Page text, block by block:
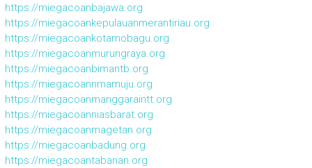
https://miegacoanbajawa.org
https://miegacoankepulauanmerantiriau.org
https://miegacoankotamobagu.org
https://miegacoanmurungraya.org
https://miegacoanbimantb.org
https://miegacoannmamuju.org
https://miegacoanmanggaraintt.org
https://miegacoanniasbarat.org
https://miegacoanmagetan.org
https://miegacoanbadung.org
https://miegacoantabanan.org